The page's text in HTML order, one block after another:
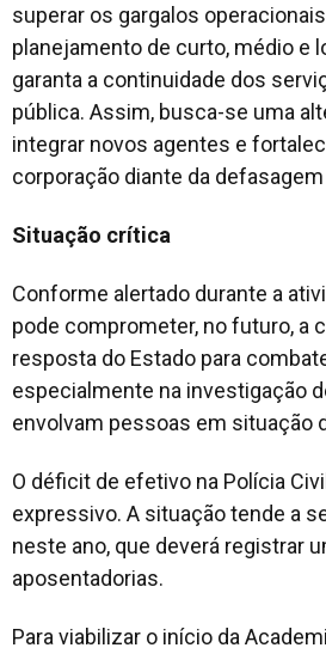
superar os gargalos
planejamento de curto, médio e
garanta a continuidade dos
pública. Assim, busca-se uma
integrar novos agentes e
corporação diante da defasagem
Situação crítica
Conforme alertado durante a
pode comprometer, no futuro, a
resposta do Estado para
especialmente na investigação
envolvam pessoas em situação
O déficit de efetivo na Polícia
expressivo. A situação tende a
neste ano, que deverá registrar
aposentadorias.
Para viabilizar o início da